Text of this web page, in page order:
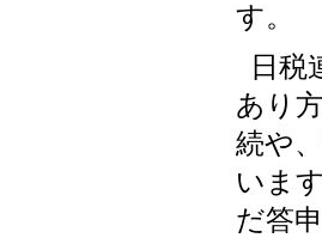
す。
日税
あり
続や
いま
だ答